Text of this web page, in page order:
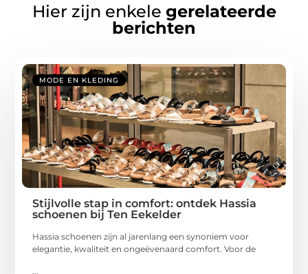
Hier zijn enkele gerelateerde
berichten
MODE EN KLEDING
Stijlvolle stap in comfort: ontdek Hassia
schoenen bij Ten Eekelder
Hassia schoenen zijn al jarenlang een synoniem voor
elegantie, kwaliteit en ongeëvenaard comfort. Voor de
...